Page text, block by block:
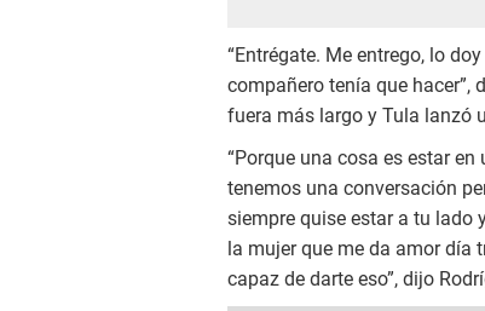
“Entrégate. Me entrego, lo
compañero tenía que hacer”,
fuera más largo y Tula lanzó
“Porque una cosa es estar en
tenemos una conversación
siempre quise estar a tu lado
la mujer que me da amor día
capaz de darte eso”, dijo